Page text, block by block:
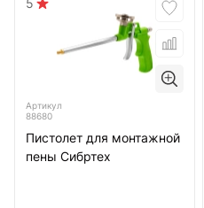
5
Артикул
88680
Пистолет для монтажной
пены Сибртех